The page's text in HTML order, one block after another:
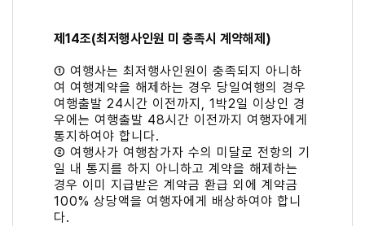
제14조(최저행사인원 미 충족시 계약해제)
① 여행사는 최저행사인원이 충족되지 아니하
여 여행계약을 해제하는 경우 당일여행의 경우
여행출발 24시간 이전까지, 1박2일 이상인 경
우에는 여행출발 48시간 이전까지 여행자에게
통지하여야 합니다.
② 여행사가 여행참가자 수의 미달로 전항의 기
일 내 통지를 하지 아니하고 계약을 해제하는
경우 이미 지급받은 계약금 환급 외에 계약금
100% 상당액을 여행자에게 배상하여야 합니
다.